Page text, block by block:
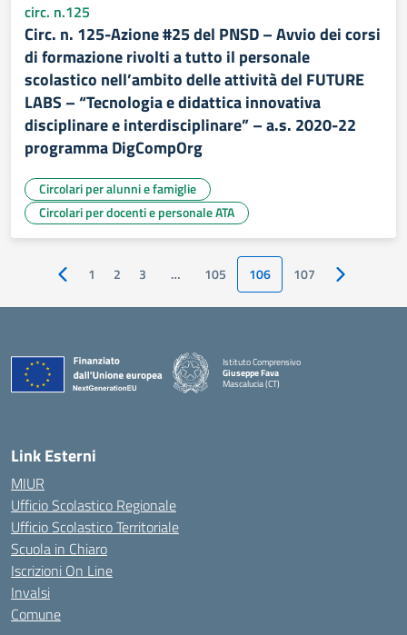
circ. n.125
Circ. n. 125-Azione #25 del PNSD – Avvio dei corsi
di formazione rivolti a tutto il personale
scolastico nell’ambito delle attività del FUTURE
LABS – “Tecnologia e didattica innovativa
disciplinare e interdisciplinare” – a.s. 2020-22
programma DigCompOrg
Circolari per alunni e famiglie
Circolari per docenti e personale ATA
Pagina precedente
1 2 3 … 105 106 107 Pagina
Istituto Comprensivo
Giuseppe Fava
Mascalucia (CT)
Link Esterni
MIUR
Ufficio Scolastico Regionale
Ufficio Scolastico Territoriale
Scuola in Chiaro
Iscrizioni On Line
Invalsi
Comune